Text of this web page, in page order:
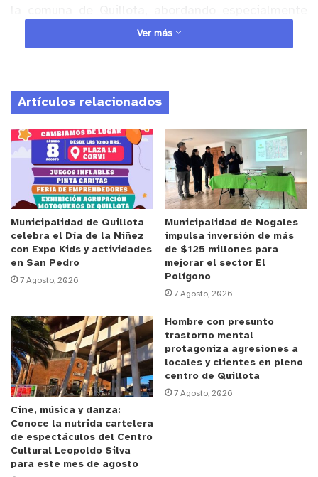
los hechos delictuales de alta connotación social
ocurridos durante las últimas semanas.
Además de la delegada regional Sofía González y
el alcalde Óscar Calderón, en el encuentro
participaron el delegado presidencial provincial
José Raúl Orrego, el jefe de Operaciones de
Carabineros Valparaíso, coronel Robert Morales; el
prefecto de Carabineros de Marga Marga, coronel
Rodrigo Ortiz, los equipos de Seguridad Pública de
la Delegación Provincial y de la Municipalidad de
Quillota, además de oficiales de la Cuarta
Comisaría de Carabineros.
Una hoja de ruta
En la reunión, el alcalde Oscar Calderón expuso a
la Delegada Presidencial Regional un listado de
situaciones vinculadas al trabajo que se desarrolla
en la ciudad en materia de Seguridad Pública, los
hechos de mayor gravedad ocurridos
el útimo tiempo y la sensación de inseguridad que
vive hoy la comunidad quillotana. A su vez, el
Ver más
Artículos relacionados
Municipalidad de Quillota
celebra el Día de la Niñez
con Expo Kids y actividades
en San Pedro
7 Agosto, 2026
Municipalidad de Nogales
impulsa inversión de más
de $125 millones para
mejorar el sector El
Polígono
7 Agosto, 2026
Cine, música y danza:
Conoce la nutrida cartelera
de espectáculos del Centro
Cultural Leopoldo Silva
para este mes de agosto
Hombre con presunto
trastorno mental
protagoniza agresiones a
locales y clientes en pleno
centro de Quillota
7 Agosto, 2026